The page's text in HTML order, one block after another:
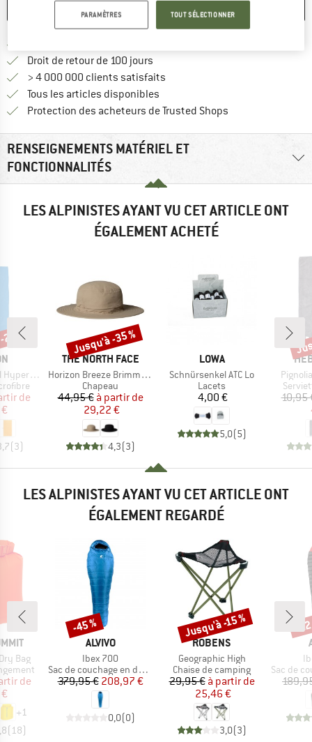
ENREGISTRER COMPARER
Droit de retour de 100 jours
> 4 000 000 clients satisfaits
Tous les articles disponibles
Protection des acheteurs de Trusted Shops
RENSEIGNEMENTS MATÉRIEL ET
FONCTIONNALITÉS
LES ALPINISTES AYANT VU CET ARTICLE ONT
ÉGALEMENT ACHETÉ
réduit
de
(3)
%
MARQUE
THE NORTH FACE
Article
Horizon Breeze Brimmer Hat
Product group
Chapeau
Prix
44,95 € Prix réduit
à partir de
29,22 €
4,3(3)
Remise
Jusqu'à -35 %
MARQUE
LOWA
Article
Schnürsenkel ATC Lo
Product group
Lacets
Prix
4,00 €
5,0(5)
Article
10,95
LES ALPINISTES AYANT VU CET ARTICLE ONT
ÉGALEMENT REGARDÉ
Bag
réduit
de
+1
(18)
MARQUE
ALVIVO
Article
Ibex 700
Product group
Sac de couchage en duvet
Prix
379,95 € Prix réduit
208,97 €
0,0(0)
Remise
-45 %
MARQUE
ROBENS
Article
Geographic High
Product group
Chaise de camping
Prix
29,95 € Prix réduit
à partir de
25,46 €
3,0(3)
Remise
Jusqu'à -15 %
Product
Sac de
-
PARAMÈTRES TOUT SÉLECTIONNER